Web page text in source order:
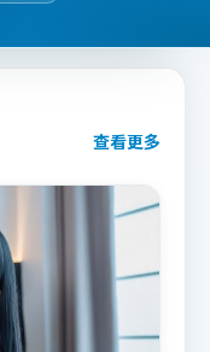
查看更多